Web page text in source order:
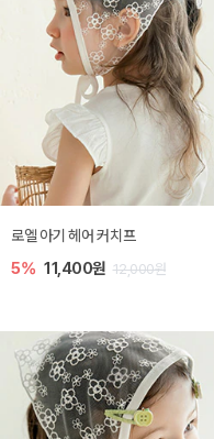
로엘 아기 헤어 커치프
5% 11,400원 12,000원